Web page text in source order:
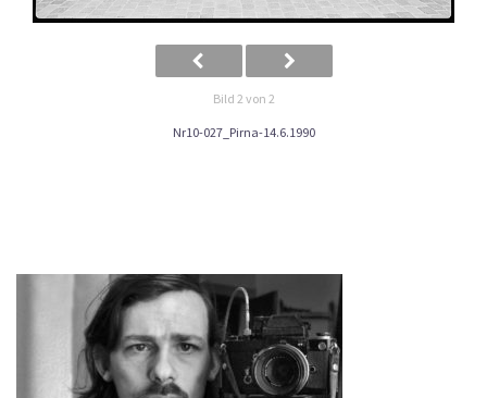
Bild 2 von 2
Nr10-027_Pirna-14.6.1990